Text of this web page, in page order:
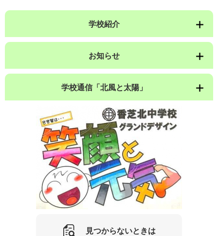
学校紹介
お知らせ
学校通信「北風と太陽」
見つからないときは